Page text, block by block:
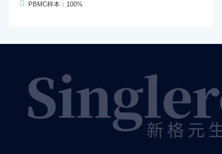
PBMC样本：100%